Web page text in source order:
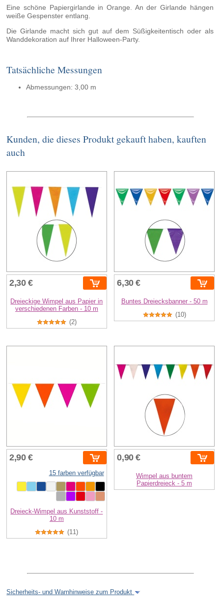
Eine schöne Papiergirlande in Orange. An der Girlande hängen
weiße Gespenster entlang.
Die Girlande macht sich gut auf dem Süßigkeitentisch oder als
Wanddekoration auf Ihrer Halloween-Party.
Tatsächliche Messungen
Abmessungen: 3,00 m
Kunden, die dieses Produkt gekauft haben, kauften
auch
2,30 €
Dreieckige Wimpel aus Papier in
verschiedenen Farben - 10 m
(2)
6,30 €
Buntes Dreiecksbanner - 50 m
(10)
2,90 €
15 farben verfügbar
Dreieck-Wimpel aus Kunststoff -
10 m
(11)
0,90 €
Wimpel aus buntem
Papierdreieck - 5 m
Sicherheits- und Warnhinweise zum Produkt